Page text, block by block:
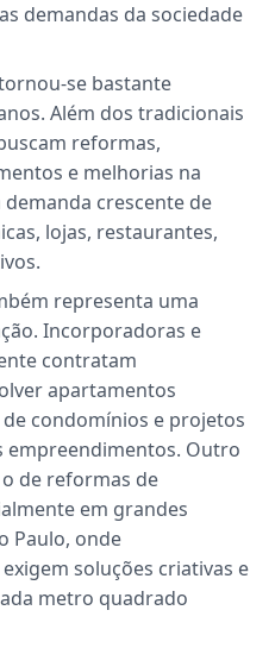
demandas da sociedade
se bastante
Além dos tradicionais
reformas,
e melhorias na
crescente de
lojas, restaurantes,
representa uma
Incorporadoras e
contratam
apartamentos
condomínios e projetos
empreendimentos. Outro
de reformas de
em grandes
Paulo, onde
soluções criativas e
metro quadrado